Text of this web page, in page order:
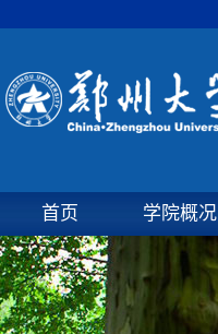
首页 学院概况